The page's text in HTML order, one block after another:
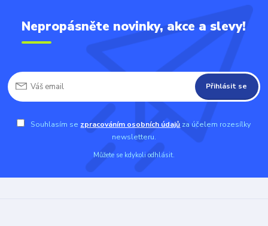
Nepropásněte novinky, akce a slevy!
Přihlásit se
Souhlasím se zpracováním osobních údajů za účelem rozesílky
newsletteru.
Můžete se kdykoli odhlásit.